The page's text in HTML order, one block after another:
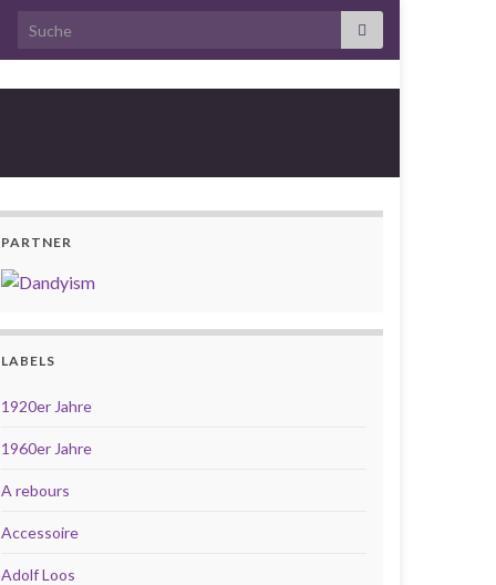
Search for:
PARTNER
LABELS
1920er Jahre
1960er Jahre
A rebours
Accessoire
Adolf Loos